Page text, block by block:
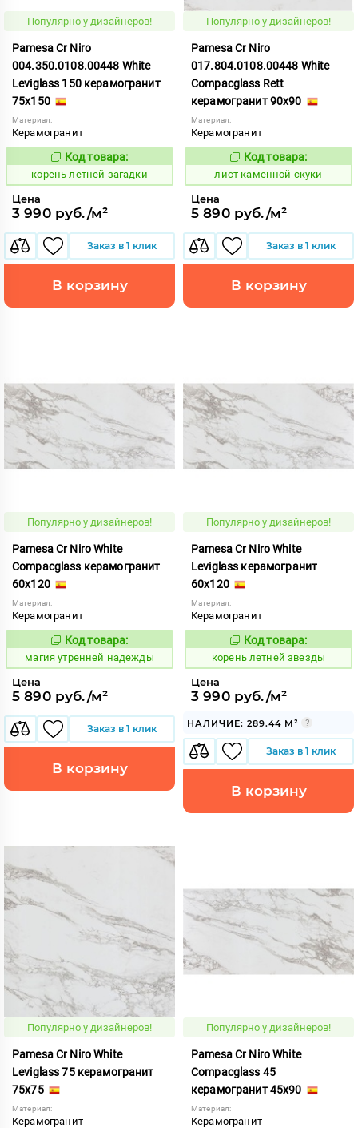
Популярно у дизайнеров!
Pamesa Cr Niro
004.350.0108.00448 White
Leviglass 150 керамогранит
75x150
Материал:
Керамогранит
787152
Код товара:
корень летней загадки
Цена
3 990 руб./м²
Заказ в 1 клик
В корзину
Популярно у дизайнеров!
Pamesa Cr Niro
017.804.0108.00448 White
Compacglass Rett
керамогранит 90x90
Материал:
Керамогранит
879719
Код товара:
лист каменной скуки
Цена
5 890 руб./м²
Заказ в 1 клик
В корзину
Популярно у дизайнеров!
Pamesa Cr Niro White
Compacglass керамогранит
60x120
Материал:
Керамогранит
919932
Код товара:
магия утренней надежды
Цена
5 890 руб./м²
Заказ в 1 клик
В корзину
Популярно у дизайнеров!
Pamesa Cr Niro White
Leviglass керамогранит
60x120
Материал:
Керамогранит
787154
Код товара:
корень летней звезды
Цена
3 990 руб./м²
НАЛИЧИЕ: 289.44 М²
Заказ в 1 клик
В корзину
Популярно у дизайнеров!
Pamesa Cr Niro White
Leviglass 75 керамогранит
75x75
Материал:
Керамогранит
Популярно у дизайнеров!
Pamesa Cr Niro White
Compacglass 45
керамогранит 45x90
Материал:
Керамогранит